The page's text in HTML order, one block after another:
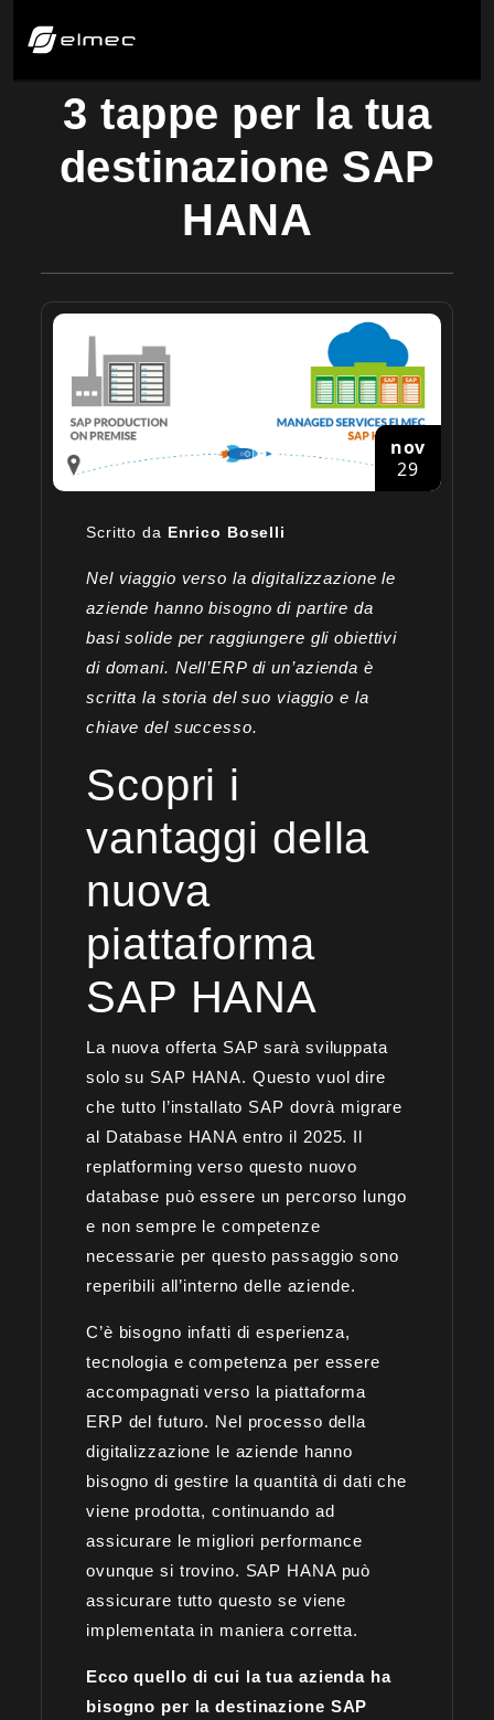
3 tappe per la tua
destinazione SAP
HANA
nov
29
Scritto da Enrico Boselli
Nel viaggio verso la digitalizzazione le
aziende hanno bisogno di partire da
basi solide per raggiungere gli obiettivi
di domani. Nell’ERP di un’azienda è
scritta la storia del suo viaggio e la
chiave del successo.
Scopri i
vantaggi della
nuova
piattaforma
SAP HANA
La nuova offerta SAP sarà sviluppata
solo su SAP HANA. Questo vuol dire
che tutto l’installato SAP dovrà migrare
al Database HANA entro il 2025. Il
replatforming verso questo nuovo
database può essere un percorso lungo
e non sempre le competenze
necessarie per questo passaggio sono
reperibili all’interno delle aziende.
C’è bisogno infatti di esperienza,
tecnologia e competenza per essere
accompagnati verso la piattaforma
ERP del futuro. Nel processo della
digitalizzazione le aziende hanno
bisogno di gestire la quantità di dati che
viene prodotta, continuando ad
assicurare le migliori performance
ovunque si trovino. SAP HANA può
assicurare tutto questo se viene
implementata in maniera corretta.
Ecco quello di cui la tua azienda ha
bisogno per la destinazione SAP